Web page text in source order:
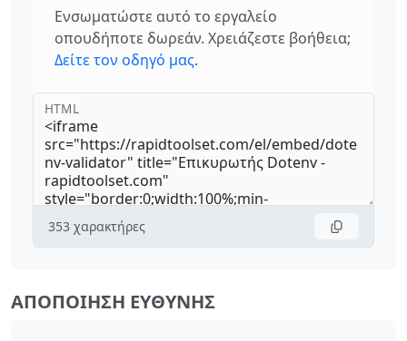
Ενσωματώστε αυτό το εργαλείο
οπουδήποτε δωρεάν. Χρειάζεστε βοήθεια;
Δείτε τον οδηγό μας.
HTML
353 χαρακτήρες
ΑΠΟΠΟΊΗΣΗ ΕΥΘΎΝΗΣ